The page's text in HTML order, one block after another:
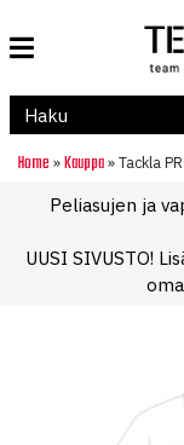
Home » Kauppa » Tackla
Peliasujen ja
UUSI SIVUSTO!